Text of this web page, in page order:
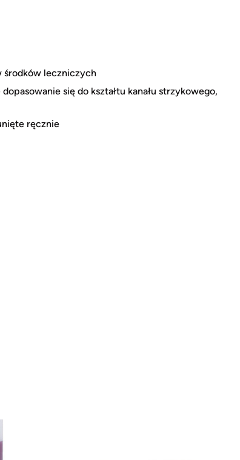
środków leczniczych
się do kształtu kanału strzykowego,
ręcznie